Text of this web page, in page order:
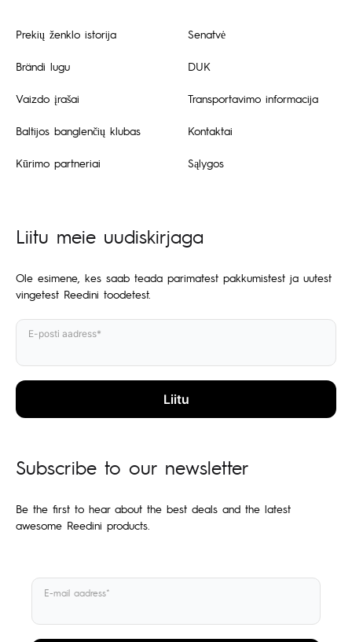
Prekių ženklo istorija
Brändi lugu
Vaizdo įrašai
Baltijos banglenčių klubas
Kūrimo partneriai
Senatvė
DUK
Transportavimo informacija
Kontaktai
Sąlygos
Liitu meie uudiskirjaga
Ole esimene, kes saab teada parimatest pakkumistest ja uutest
vingetest Reedini toodetest.
E-posti aadress*
Subscribe to our newsletter
Be the first to hear about the best deals and the latest
awesome Reedini products.
E-mail aadress*